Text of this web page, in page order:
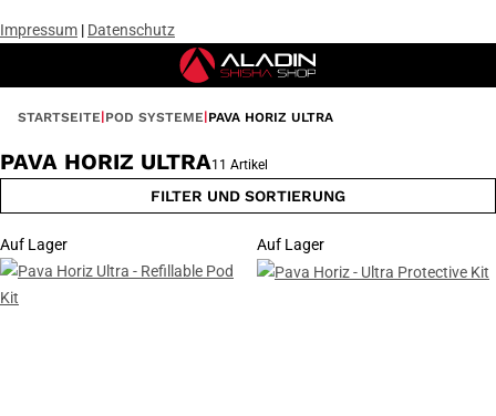
Impressum | Datenschutz
STARTSEITE POD SYSTEME PAVA HORIZ ULTRA
Auf Lager Auf Lager
PAVA HORIZ ULTRA11 Artikel
FILTER UND SORTIERUNG